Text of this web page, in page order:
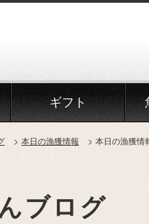
ギフト
本日の漁獲情報 本日の漁獲
ブログ